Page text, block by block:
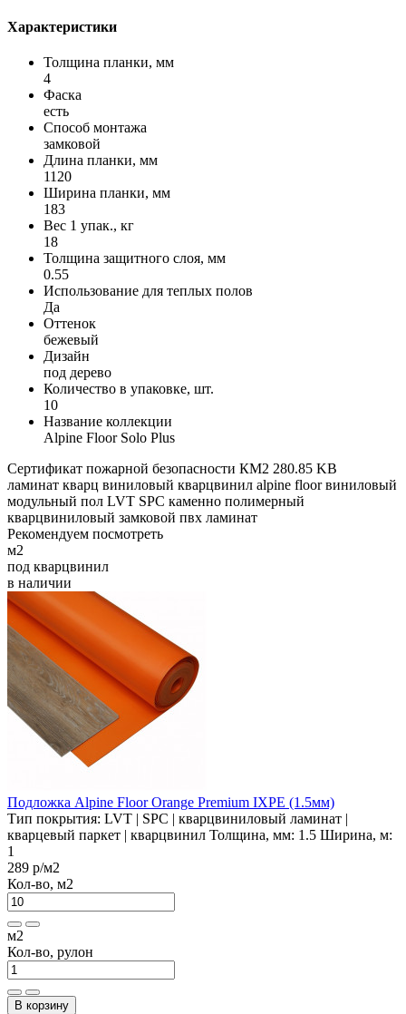
Характеристики
Толщина планки, мм
4
Фаска
есть
Способ монтажа
замковой
Длина планки, мм
1120
Ширина планки, мм
183
Вес 1 упак., кг
18
Толщина защитного слоя, мм
0.55
Использование для теплых полов
Да
Оттенок
бежевый
Дизайн
под дерево
Количество в упаковке, шт.
10
Название коллекции
Alpine Floor Solo Plus
Сертификат пожарной безопасности КМ2 280.85 KB
ламинат кварц виниловый кварцвинил alpine floor виниловый
модульный пол LVT SPC каменно полимерный
кварцвиниловый замковой пвх ламинат
Рекомендуем посмотреть
м2
под кварцвинил
в наличии
Подложка Alpine Floor Orange Premium IXPE (1.5мм)
Тип покрытия: LVT | SPC | кварцвиниловый ламинат |
кварцевый паркет | кварцвинил Толщина, мм: 1.5 Ширина, м:
1
289 р/м2
Кол-во, м2
м2
Кол-во, рулон
В корзину